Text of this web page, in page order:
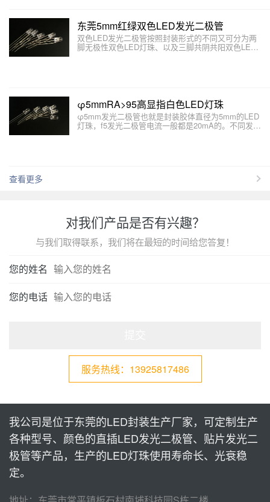
东莞5mm红绿双色LED发光二极管
双色LED发光二极管按照封装形式的不同又可分为两
脚无极性双色LED灯珠、以及三脚共阴共阳双色LED
φ5mmRA>95高显指白色LED灯珠
φ5mm发光二极管也就是封装胶体直径为5mm的LED
灯珠，f5发光二极管电流一般都是20mA的。不同发光
查看更多
对我们产品是否有兴趣？
与我们取得联系，我们将在最短的时间给您答复！
您的姓名
您的电话
服务热线：13925817486
我公司是位于东莞的LED封装生产厂家，可定制生产
各种型号、颜色的直插LED发光二极管、贴片发光二
极管等产品，生产的LED灯珠使用寿命长、光衰稳
定。